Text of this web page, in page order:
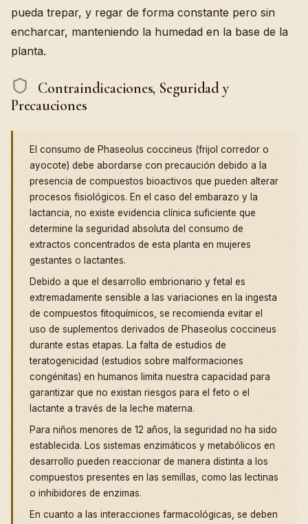
pueda trepar, y regar de forma constante pero sin
encharcar, manteniendo la humedad en la base de la
planta.
Contraindicaciones, Seguridad y
Precauciones
El consumo de Phaseolus coccineus (frijol corredor o
ayocote) debe abordarse con precaución debido a la
presencia de compuestos bioactivos que pueden alterar
procesos fisiológicos. En el caso del embarazo y la
lactancia, no existe evidencia clínica suficiente que
determine la seguridad absoluta del consumo de
extractos concentrados de esta planta en mujeres
gestantes o lactantes.
Debido a que el desarrollo embrionario y fetal es
extremadamente sensible a las variaciones en la ingesta
de compuestos fitoquímicos, se recomienda evitar el
uso de suplementos derivados de Phaseolus coccineus
durante estas etapas. La falta de estudios de
teratogenicidad (estudios sobre malformaciones
congénitas) en humanos limita nuestra capacidad para
garantizar que no existan riesgos para el feto o el
lactante a través de la leche materna.
Para niños menores de 12 años, la seguridad no ha sido
establecida. Los sistemas enzimáticos y metabólicos en
desarrollo pueden reaccionar de manera distinta a los
compuestos presentes en las semillas, como las lectinas
o inhibidores de enzimas.
En cuanto a las interacciones farmacológicas, se deben